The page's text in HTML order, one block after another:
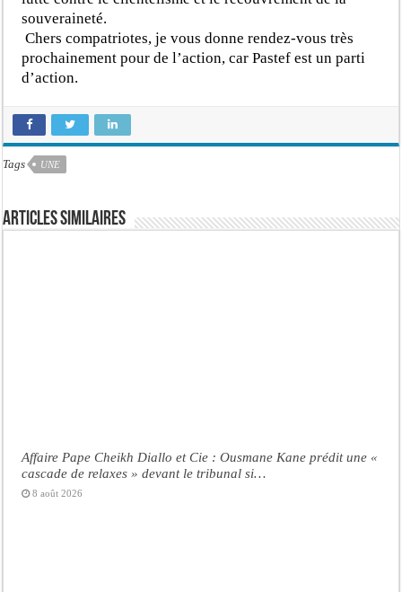
souveraineté.
Chers compatriotes, je vous donne rendez-vous très
prochainement pour de l’action, car Pastef est un parti
d’action.
Tags UNE
Articles similaires
Affaire Pape Cheikh Diallo et Cie : Ousmane Kane prédit une «
cascade de relaxes » devant le tribunal si…
8 août 2026